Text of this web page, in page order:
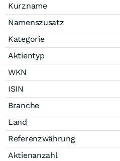
Kurzname
Namenszusatz
Kategorie
Aktientyp
WKN
ISIN
Branche
Land
Referenzwährung
Aktienanzahl